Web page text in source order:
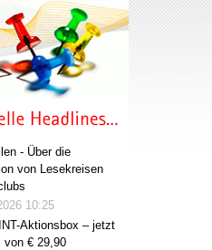
- Über die
von Lesekreisen
10:25
Aktionsbox – jetzt
von € 29,90